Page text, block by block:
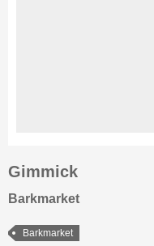
Gimmick
Barkmarket
Barkmarket